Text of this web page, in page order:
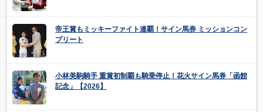
帝王賞もミッキーファイト連覇！サイン馬券 ミッションコン
プリート
小林美駒騎手 重賞初制覇も騎乗停止！花火サイン馬券「函館
記念」【2026】